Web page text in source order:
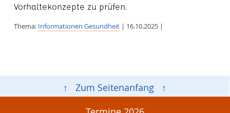
Vorhaltekonzepte zu prüfen.
Thema: Informationen Gesundheit| 16.10.2025 |
↑ Zum Seitenanfang ↑